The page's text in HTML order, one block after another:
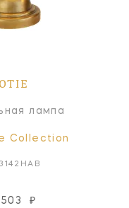
лампа
Collection
₽